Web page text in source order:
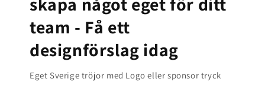
team - Få ett
designförslag idag
Eget Sverige tröjor med Logo eller sponsor tryck